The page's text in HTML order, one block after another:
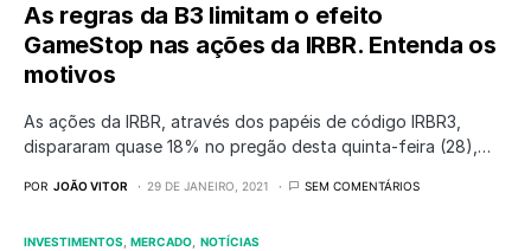
As regras da B3 limitam o efeito
GameStop nas ações da IRBR. Entenda os
motivos
As ações da IRBR, através dos papéis de código IRBR3,
dispararam quase 18% no pregão desta quinta-feira (28),…
POR JOÃO VITOR 29 DE JANEIRO, 2021 SEM COMENTÁRIOS
INVESTIMENTOS MERCADO NOTÍCIAS